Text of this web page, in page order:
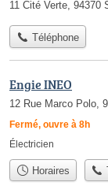
11 Cité Verte, 94370
Téléphone
Engie INEO
12 Rue Marco Polo,
Fermé, ouvre à 8h
Électricien
Horaires